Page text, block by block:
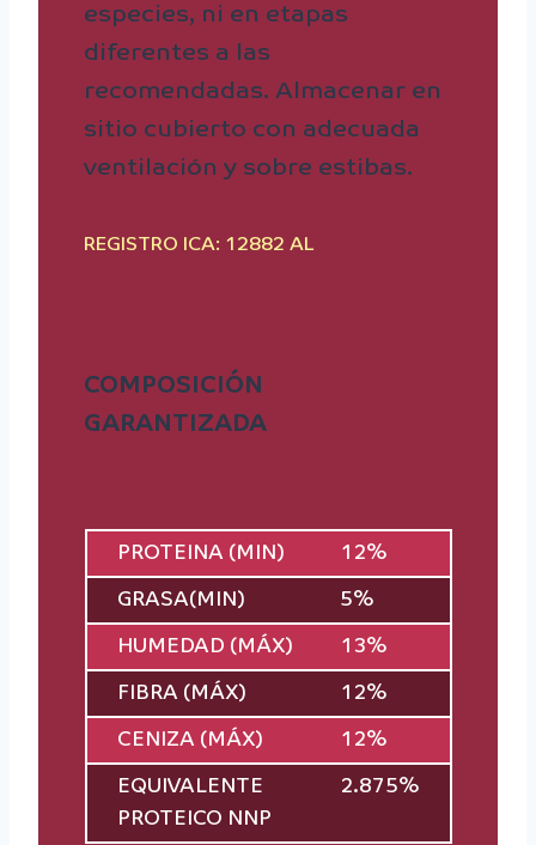
especies, ni en etapas
diferentes a las
recomendadas. Almacenar en
sitio cubierto con adecuada
ventilación y sobre estibas.
REGISTRO ICA: 12882 AL
COMPOSICIÓN
GARANTIZADA
PROTEINA (MIN) 12%
GRASA(MIN) 5%
HUMEDAD (MÁX) 13%
FIBRA (MÁX) 12%
CENIZA (MÁX) 12%
EQUIVALENTE
PROTEICO NNP
2.875%